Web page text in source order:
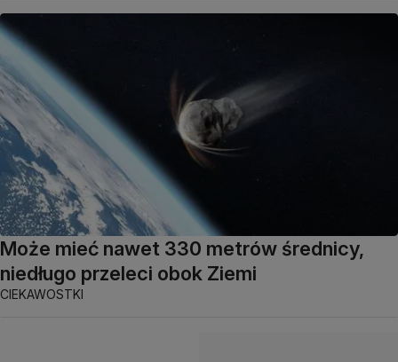
Może mieć nawet 330 metrów średnicy,
niedługo przeleci obok Ziemi
CIEKAWOSTKI